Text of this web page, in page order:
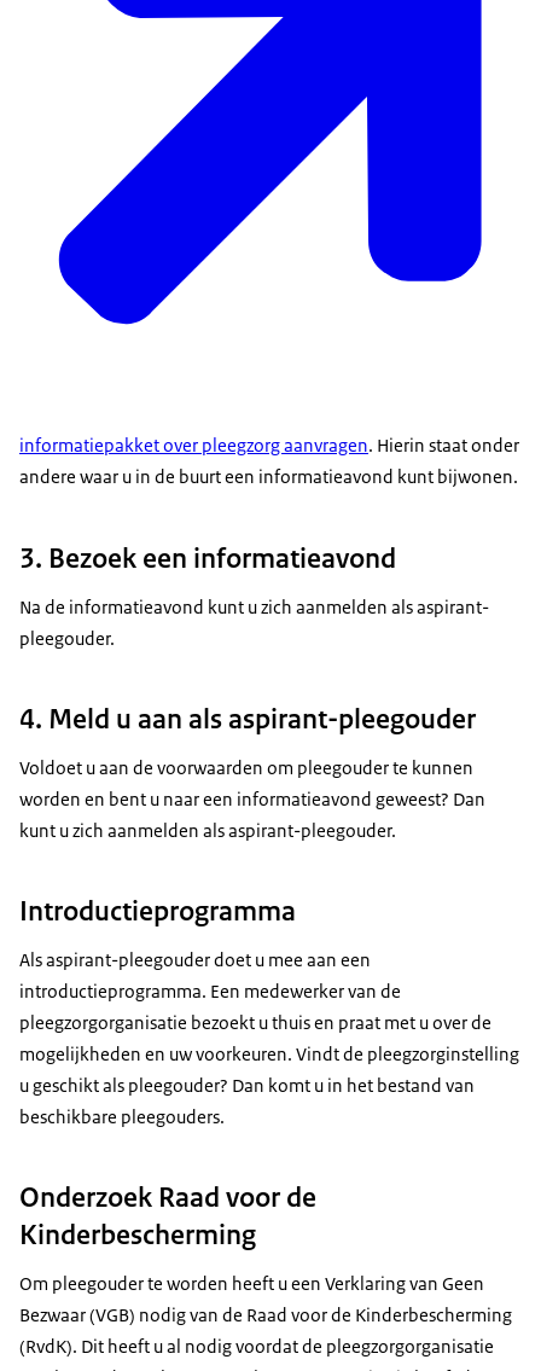
informatiepakket over pleegzorg aanvragen. Hierin staat onder
andere waar u in de buurt een informatieavond kunt bijwonen.
3. Bezoek een informatieavond
Na de informatieavond kunt u zich aanmelden als aspirant-
pleegouder.
4. Meld u aan als aspirant-pleegouder
Voldoet u aan de voorwaarden om pleegouder te kunnen
worden en bent u naar een informatieavond geweest? Dan
kunt u zich aanmelden als aspirant-pleegouder.
Introductieprogramma
Als aspirant-pleegouder doet u mee aan een
introductieprogramma. Een medewerker van de
pleegzorgorganisatie bezoekt u thuis en praat met u over de
mogelijkheden en uw voorkeuren. Vindt de pleegzorginstelling
u geschikt als pleegouder? Dan komt u in het bestand van
beschikbare pleegouders.
Onderzoek Raad voor de
Kinderbescherming
Om pleegouder te worden heeft u een Verklaring van Geen
Bezwaar (VGB) nodig van de Raad voor de Kinderbescherming
(RvdK). Dit heeft u al nodig voordat de pleegzorgorganisatie